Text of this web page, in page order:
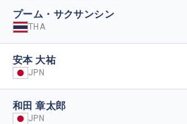
プーム・サクサンシン
THA
安本 大祐
JPN
和田 章太郎
JPN